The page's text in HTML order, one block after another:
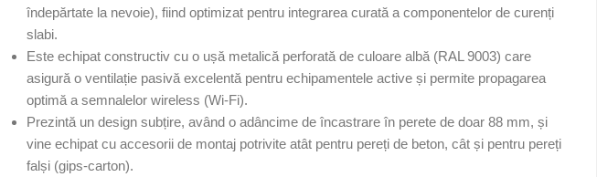
îndepărtate la nevoie), fiind optimizat pentru integrarea curată a componentelor de curenți
slabi.
Este echipat constructiv cu o ușă metalică perforată de culoare albă (RAL 9003) care
asigură o ventilație pasivă excelentă pentru echipamentele active și permite propagarea
optimă a semnalelor wireless (Wi-Fi).
Prezintă un design subțire, având o adâncime de încastrare în perete de doar 88 mm, și
vine echipat cu accesorii de montaj potrivite atât pentru pereți de beton, cât și pentru pereți
falși (gips-carton).